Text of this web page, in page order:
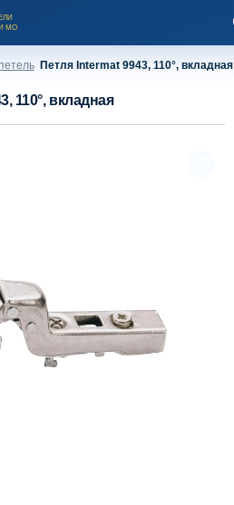
МО
Петля Intermat 9943, 110°, вкладная
110°, вкладная